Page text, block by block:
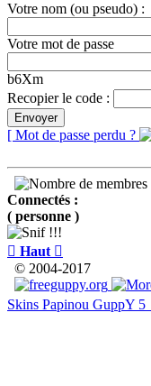
Votre nom (ou pseudo) :
Votre mot de passe
b6Xm
Recopier le code :
Envoyer
[ Mot de passe perdu ?
Connectés :
( personne )
 Haut 
© 2004-2017
Skins Papinou GuppY 5